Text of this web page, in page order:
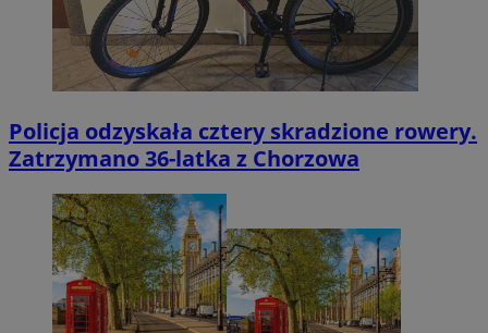
Policja odzyskała cztery skradzione rowery.
Zatrzymano 36-latka z Chorzowa